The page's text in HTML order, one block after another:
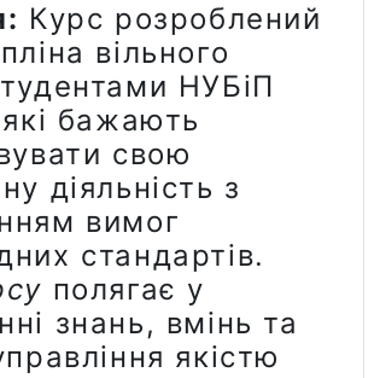
Курс розроблений
вільного
НУБіП
бажають
свою
діяльність з
вимог
стандартів.
полягає у
знань, вмінь та
якістю